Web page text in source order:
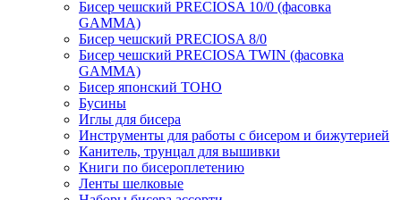
Бисер чешский PRECIOSA 10/0 (фасовка
GAMMA)
Бисер чешский PRECIOSA 8/0
Бисер чешский PRECIOSA TWIN (фасовка
GAMMA)
Бисер японский TOHO
Бусины
Иглы для бисера
Инструменты для работы с бисером и бижутерией
Канитель, трунцал для вышивки
Книги по бисероплетению
Ленты шелковые